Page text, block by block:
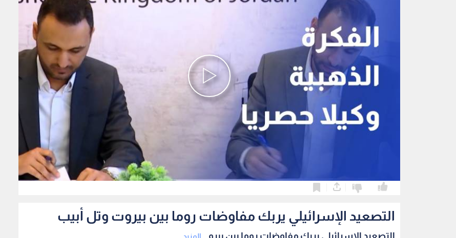
التصعيد الإسرائيلي يربك مفاوضات روما بين بيروت وتل أبيب
التصعيد الإسرائيلي يربك مفاوضات روما بين بيرو...المزيد